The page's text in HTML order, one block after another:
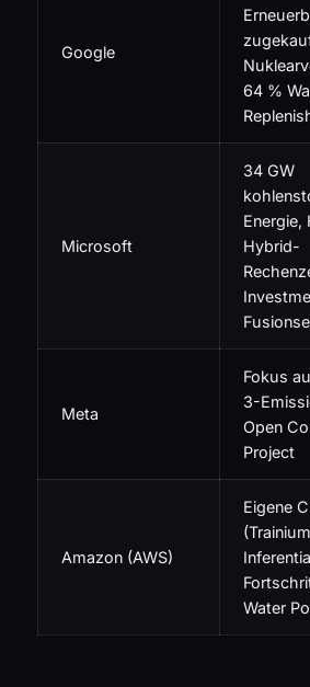
Google
64 %
Microsoft
34 GW
Energie,
Hybrid-
Meta
Fokus
3-
Open
Project
Amazon (AWS)
Eigene
Water